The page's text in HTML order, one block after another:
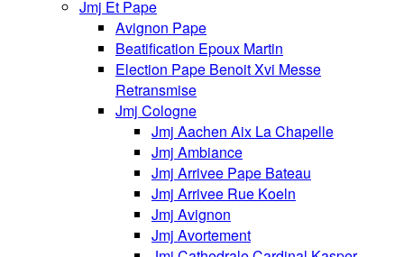
Jmj Et Pape
Avignon Pape
Beatification Epoux Martin
Election Pape Benoit Xvi Messe
Retransmise
Jmj Cologne
Jmj Aachen Aix La Chapelle
Jmj Ambiance
Jmj Arrivee Pape Bateau
Jmj Arrivee Rue Koeln
Jmj Avignon
Jmj Avortement